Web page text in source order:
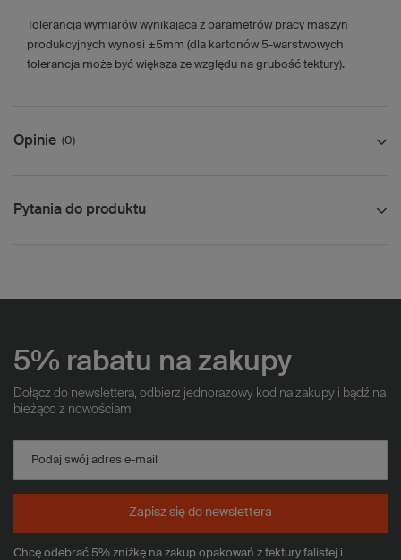
Tolerancja wymiarów wynikająca z parametrów pracy maszyn
produkcyjnych wynosi ±5mm (dla kartonów 5-warstwowych
tolerancja może być większa ze względu na grubość tektury).
Opinie (0)
Pytania do produktu
5% rabatu na zakupy
Dołącz do newslettera, odbierz jednorazowy kod na zakupy i bądź na
bieżąco z nowościami
Podaj swój adres e-mail
Chcę odebrać 5% zniżkę na zakup opakowań z tektury falistej i
Zapisz się do newslettera